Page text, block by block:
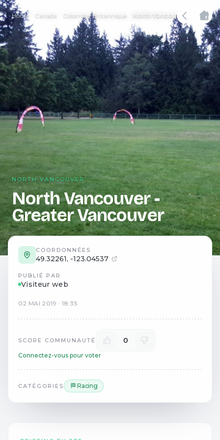
Home Canada Colombie-Britannique North Vancouver
NORTH VANCOUVER
North Vancouver -
Greater Vancouver
COORDONNÉES
49.32261, -123.04537
PUBLIÉ PAR
Visiteur web
02 MAI 2019 ·18:35
SCORE COMMUNAUTÉ 0
Connectez-vous pour voter
CATÉGORIES 🏁 Racing